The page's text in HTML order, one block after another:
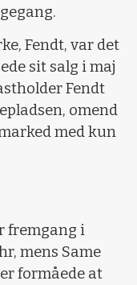
Fendt, var det
sit salg i maj
Fendt
omend
med kun
fremgang i
mens Same
formåede at